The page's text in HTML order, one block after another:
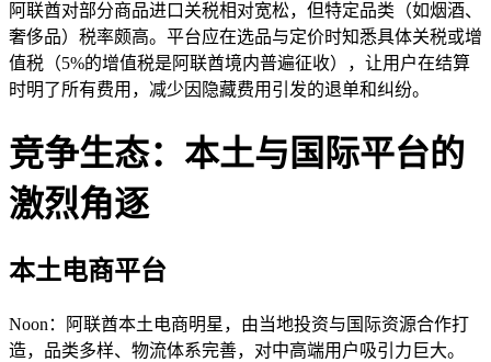
阿联酋对部分商品进口关税相对宽松，但特定品类（如烟酒、
奢侈品）税率颇高。平台应在选品与定价时知悉具体关税或增
值税（5%的增值税是阿联酋境内普遍征收），让用户在结算
时明了所有费用，减少因隐藏费用引发的退单和纠纷。
竞争生态：本土与国际平台的
激烈角逐
本土电商平台
Noon：阿联酋本土电商明星，由当地投资与国际资源合作打
造，品类多样、物流体系完善，对中高端用户吸引力巨大。